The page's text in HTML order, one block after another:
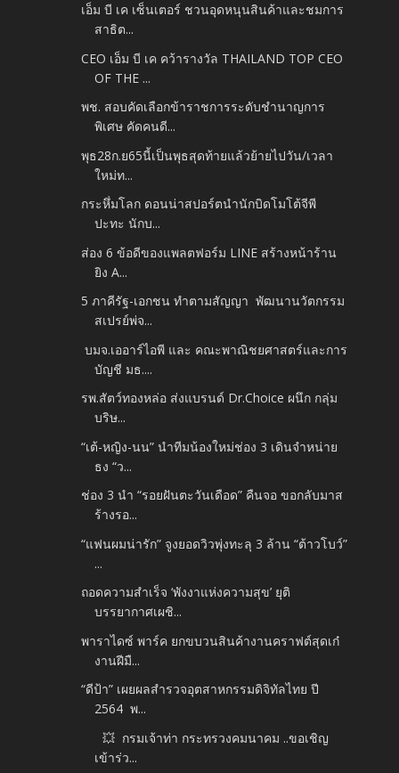
เอ็ม บี เค เซ็นเตอร์ ชวนอุดหนุนสินค้าและชมการ
สาธิต...
CEO เอ็ม บี เค คว้ารางวัล THAILAND TOP CEO
OF THE ...
พช. สอบคัดเลือกข้าราชการระดับชำนาญการ
พิเศษ คัดคนดี...
พุธ28ก.ย65นี้เป็นพุธสุดท้ายแล้วย้ายไปวัน/เวลา
ใหม่ท...
กระหึ่มโลก ดอนน่าสปอร์ตนำนักบิดโมโต้จีพี
ปะทะ นักบ...
ส่อง 6 ข้อดีของแพลตฟอร์ม LINE สร้างหน้าร้าน
ยิง A...
5 ภาคีรัฐ-เอกชน ทำตามสัญญา พัฒนานวัตกรรม
สเปรย์พ่จ...
บมจ.เออาร์ไอพี และ คณะพาณิชยศาสตร์และการ
บัญชี มธ....
รพ.สัตว์ทองหล่อ ส่งแบรนด์ Dr.Choice ผนึก กลุ่ม
บริษ...
“เต้-หญิง-นน” นำทีมน้องใหม่ช่อง 3 เดินจำหน่าย
ธง “ว...
ช่อง 3 นำ “รอยฝันตะวันเดือด” คืนจอ ขอกลับมาส
ร้างรอ...
“แฟนผมน่ารัก” จูงยอดวิวพุ่งทะลุ 3 ล้าน “ต้าวโบว์”
...
ถอดความสำเร็จ ‘พังงาแห่งความสุข’ ยุติ
บรรยากาศเผชิ...
พาราไดซ์ พาร์ค ยกขบวนสินค้างานคราฟต์สุดเก๋
งานฝีมื...
“ดีป้า” เผยผลสำรวจอุตสาหกรรมดิจิทัลไทย ปี
2564 พ...
💥 กรมเจ้าท่า กระทรวงคมนาคม ..ขอเชิญ
เข้าร่ว...